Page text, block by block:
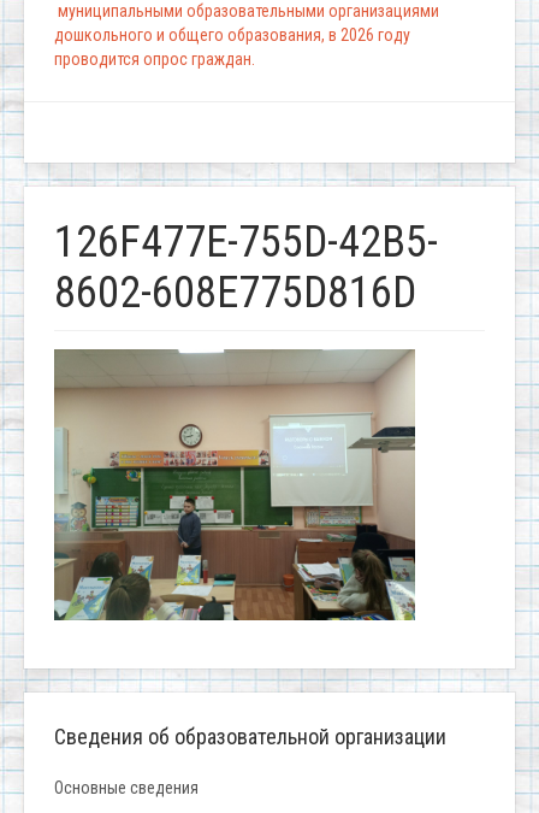
муниципальными образовательными организациями
дошкольного и общего образования, в 2026 году
проводится опрос граждан.
126F477E-755D-42B5-
8602-608E775D816D
Сведения об образовательной организации
Основные сведения